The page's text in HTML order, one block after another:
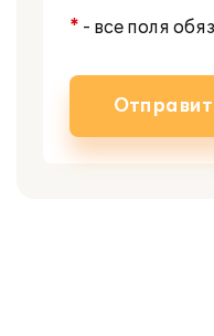
* - все поля